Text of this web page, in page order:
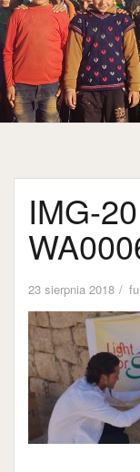
IMG-
23 sierpnia 2018